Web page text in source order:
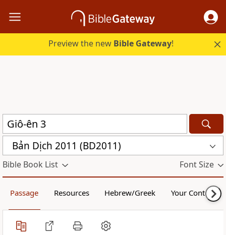
Preview the new Bible Gateway!
Bản Dịch 2011 (BD2011)
Bible Book List Font Size
Passage Resources Hebrew/Greek Your Content